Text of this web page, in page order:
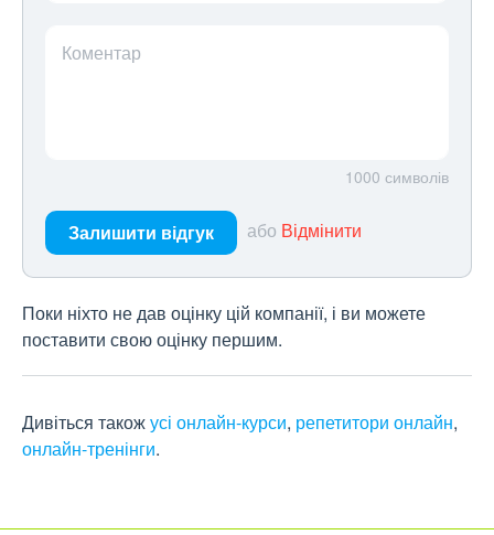
Коментар
1000 символів
Залишити відгук або Відмінити
Поки ніхто не дав оцінку цій компанії, і ви можете
поставити свою оцінку першим.
Дивіться такожусі онлайн-курси, репетитори онлайн,
онлайн-тренінги.